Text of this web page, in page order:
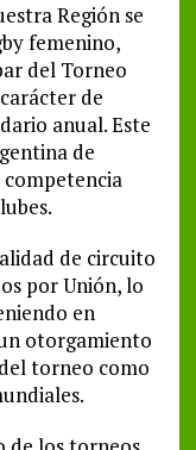
Región se
femenino,
del Torneo
de
anual. Este
de
competencia
de circuito
por Unión, lo
en
otorgamiento
torneo como